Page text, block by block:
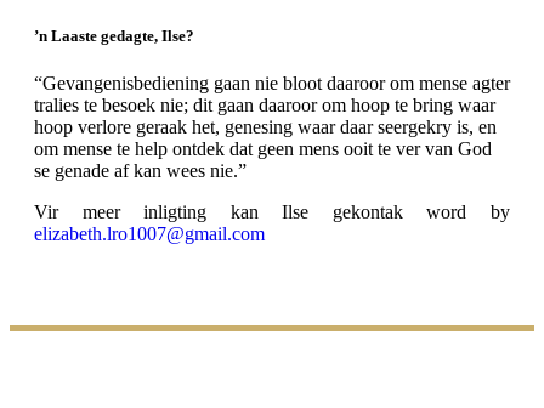
’n Laaste gedagte, Ilse?
“Gevangenisbediening gaan nie bloot daaroor om mense agter
tralies te besoek nie; dit gaan daaroor om hoop te bring waar
hoop verlore geraak het, genesing waar daar seergekry is, en
om mense te help ontdek dat geen mens ooit te ver van God
se genade af kan wees nie.”
Vir meer inligting kan Ilse gekontak word by
elizabeth.lro1007@gmail.com